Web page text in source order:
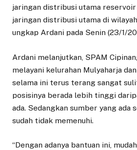
jaringan distribusi utama
jaringan distribusi utama di
ungkap Ardani pada Senin (23/1/
Ardani melanjutkan, SPAM
melayani kelurahan Mulyaharja
selama ini terus terang sangat
posisinya berada lebih tinggi
ada. Sedangkan sumber yang ada
sudah tidak memenuhi.
“Dengan adanya bantuan ini,